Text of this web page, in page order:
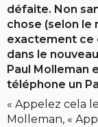
défaite. Non
chose (selon le
exactement ce
dans le
Paul Molleman
téléphone un
« Appelez cela
Molleman, «